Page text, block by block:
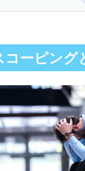
するセルフケアの一つ
要素
グの5つの種類
型
型
コーピング